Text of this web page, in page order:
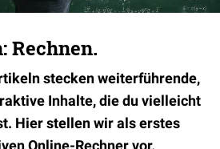
Rechnen.
stecken weiterführende,
Inhalte, die du vielleicht
Hier stellen wir als erstes
Online-Rechner vor.